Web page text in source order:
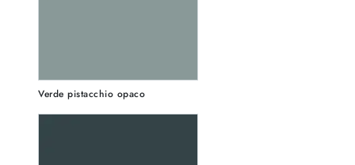
Verde pistacchio opaco